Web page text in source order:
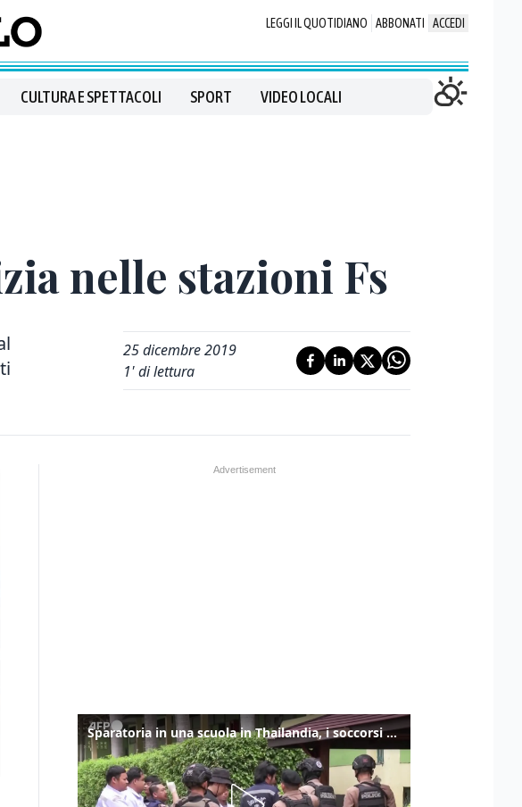
LEGGI IL QUOTIDIANO ABBONATI ACCEDI
CULTURA E SPETTACOLI SPORT VIDEO LOCALI
nelle stazioni Fs
25 dicembre 2019
1' di lettura
Sparatoria in una scuola in Thailandia, i soccorsi sul posto